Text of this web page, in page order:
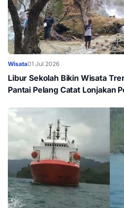
Wisata01 Jul 2026
Libur Sekolah Bikin Wisata
Pantai Pelang Catat Lonjakan